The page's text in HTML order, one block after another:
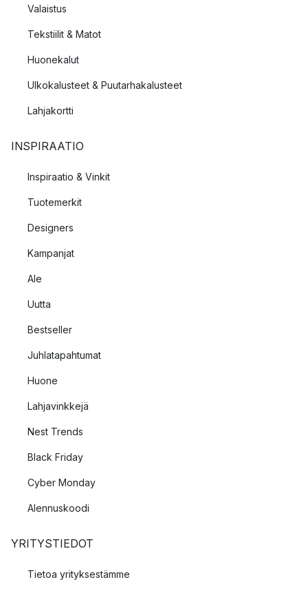
Valaistus
Tekstiilit & Matot
Huonekalut
Ulkokalusteet & Puutarhakalusteet
Lahjakortti
INSPIRAATIO
Inspiraatio & Vinkit
Tuotemerkit
Designers
Kampanjat
Ale
Uutta
Bestseller
Juhlatapahtumat
Huone
Lahjavinkkejä
Nest Trends
Black Friday
Cyber Monday
Alennuskoodi
YRITYSTIEDOT
Tietoa yrityksestämme